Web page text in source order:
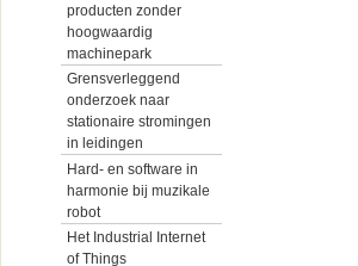
producten zonder
hoogwaardig
machinepark
Grensverleggend
onderzoek naar
stationaire stromingen
in leidingen
Hard- en software in
harmonie bij muzikale
robot
Het Industrial Internet
of Things